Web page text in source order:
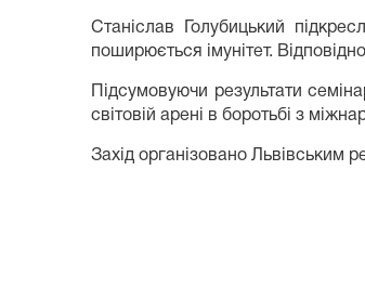
Станіслав Голубицький
поширюється імунітет.
Підсумовуючи результати
світовій арені в боротьбі з
Захід організовано Львівським